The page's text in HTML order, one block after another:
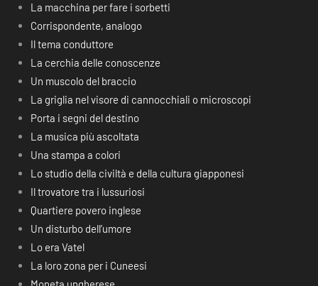
La macchina per fare i sorbetti
Corrispondente, analogo
Il tema conduttore
La cerchia delle conoscenze
Un muscolo del braccio
La griglia nel visore di cannocchiali o microscopi
Porta i segni del destino
La musica più ascoltata
Una stampa a colori
Lo studio della civiltà e della cultura giapponesi
Il trovatore tra i lussuriosi
Quartiere povero inglese
Un disturbo dell’umore
Lo era Vatel
La loro zona per i Cuneesi